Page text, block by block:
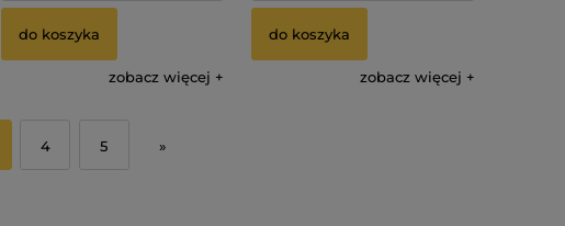
do koszyka
zobacz więcej
do koszyka
zobacz więcej
4 5 »